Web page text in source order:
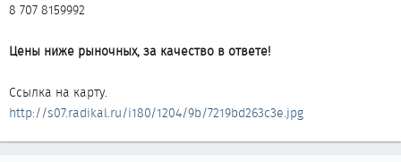
8 707 8159992
Цены ниже рыночных, за качество в ответе!
Ссылка на карту.
http://s07.radikal.ru/i180/1204/9b/7219bd263c3e.jpg